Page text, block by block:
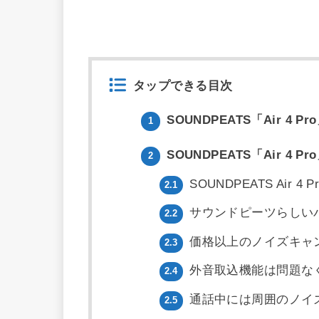
タップできる目次
1 SOUNDPEATS「Air 4 Pro
2 SOUNDPEATS「Air 4
2.1 SOUNDPEATS Air 4
2.2 サウンドピーツらしい
2.3 価格以上のノイズキャ
2.4 外音取込機能は問題な
2.5 通話中には周囲のノイ